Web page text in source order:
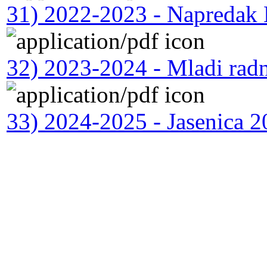
31) 2022-2023 -
32) 2023-2024 - Mladi
33) 2024-2025 - Jasenica